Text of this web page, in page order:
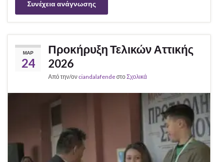
Συνέχεια ανάγνωσης
ΜΑΡ
24
Προκήρυξη Τελικών Αττικής
2026
Από την/ον ciandalafendeστοΣχολικά